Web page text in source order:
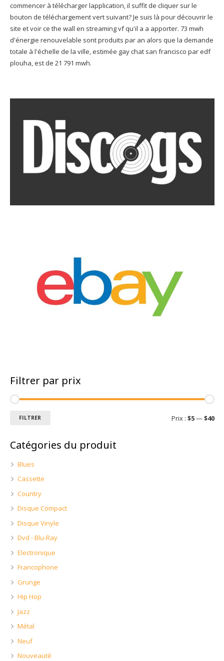
commencer à télécharger lapplication, il suffit de cliquer sur le
bouton de téléchargement vert suivant? Je suis là pour découvrir le
site et voir ce the wall en streaming vf qu'il a a apporter. 73 mwh
d'énergie renouvelable sont produits par an alors que la demande
totale à l'échelle de la ville, estimée gay chat san francisco par edf
plouha, est de 21 791 mwh.
Filtrer par prix
FILTRER Prix : $5—$40
Catégories du produit
Blues
Cassette
Country
Disque Compact
Disque Vinyle
Dvd - Blu-Ray
Electronique
Francophone
Grunge
Hip Hop
Jazz
Métal
Neuf
Nouveauté